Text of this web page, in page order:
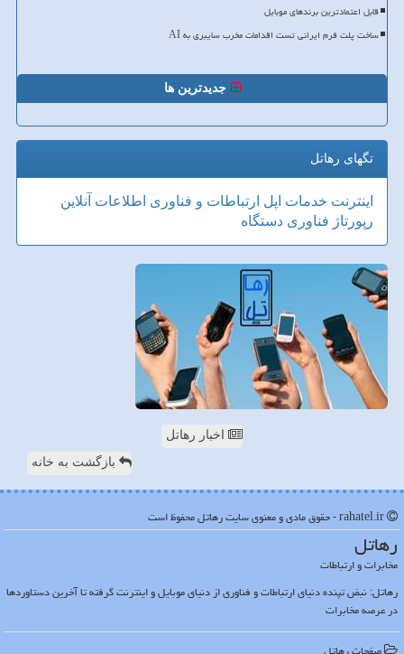
قابل اعتمادترین برندهای موبایل
ساخت پلت فرم ایرانی تست اقدامات مخرب سایبری به AI
جدیدترین ها
تگهای رهاتل
اینترنت خدمات اپل ارتباطات و فناوری اطلاعات آنلاین
رپورتاژ فناوری دستگاه
اخبار رهاتل
بازگشت به خانه
رهاتل
مخابرات و ارتباطات
رهاتل: نبض تپنده دنیای ارتباطات و فناوری از دنیای موبایل و اینترنت گرفته تا آخرین دستاوردها
در عرصه مخابرات